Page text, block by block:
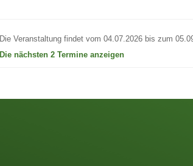
Die Veranstaltung findet vom 04.07.2026 bis zum
Die nächsten 2 Termine anzeigen